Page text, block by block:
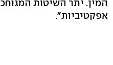
המין. יתר השיטות
אפקטיביות".